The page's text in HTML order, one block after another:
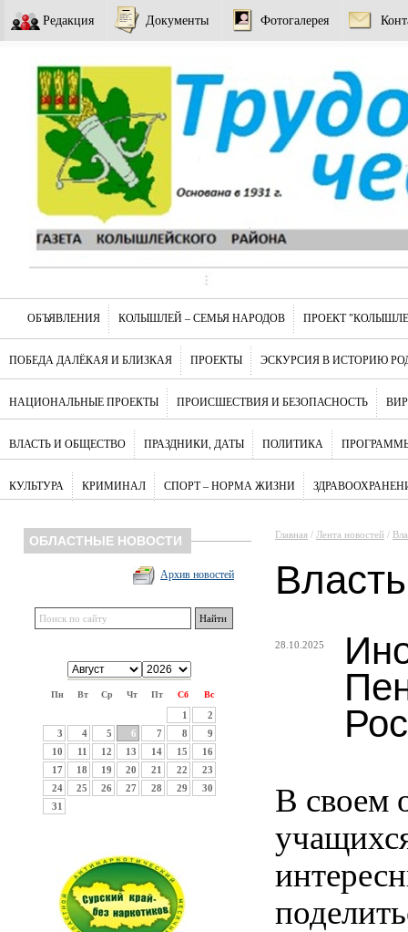
Редакция Документы Фотогалерея
ОБЪЯВЛЕНИЯ КОЛЫШЛЕЙ – СЕМЬЯ НАРОДОВ ПРОЕКТ
ПОБЕДА ДАЛЁКАЯ И БЛИЗКАЯ ПРОЕКТЫ ЭСКУРСИЯ В ИСТОРИЮ
НАЦИОНАЛЬНЫЕ ПРОЕКТЫ ПРОИСШЕСТВИЯ И БЕЗОПАСНОСТЬ
ВЛАСТЬ И ОБЩЕСТВО ПРАЗДНИКИ, ДАТЫ ПОЛИТИКА
КУЛЬТУРА КРИМИНАЛ СПОРТ – НОРМА ЖИЗНИ
ОБЛАСТНЫЕ НОВОСТИ
Архив новостей
Пн Вт Ср Чт Пт Сб Вс
1
2
3
4 5 6 7 8
9
10
11 12 13 14 15
16
17
18 19 20 21 22
23
24
25 26 27 28 29
30
31
Главная / Лента новостей /
28.10.2025
В своем